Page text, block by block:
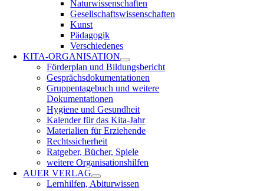
Naturwissenschaften
Gesellschaftswissenschaften
Kunst
Pädagogik
Verschiedenes
KITA-ORGANISATION
Förderplan und Bildungsbericht
Gesprächsdokumentationen
Gruppentagebuch und weitere
Dokumentationen
Hygiene und Gesundheit
Kalender für das Kita-Jahr
Materialien für Erziehende
Rechtssicherheit
Ratgeber, Bücher, Spiele
weitere Organisationshilfen
AUER VERLAG
Lernhilfen, Abiturwissen